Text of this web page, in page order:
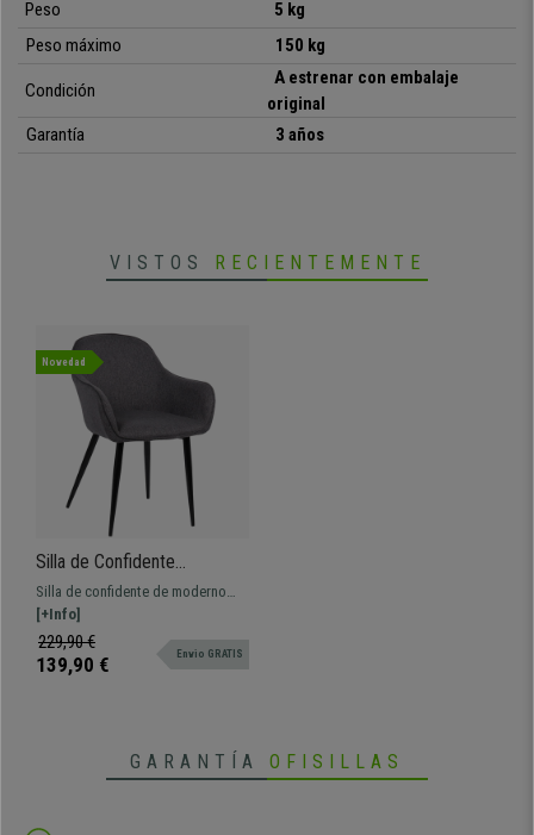
• Diseño moderno y sofisticado
Grueso acolchado en asiento y respaldo
• Apoyabrazos integrados y acolchados
• Máxima resistencia hasta 150 kg
Peso
5 kg
Peso máximo
150 kg
Condición
A estrenar con embalaje
original
Garantía
3 años
VISTOS RECIENTEMENTE
Novedad
Silla de Confidente
TAMARA, Diseño moderno y
Sofisticado, en Tela color
Gris Oscuro
Silla de confidente de moderno
diseño tapizada en tela. Cómoda,
resistente y fabricada con
materiales de calidad.
[+Info]
229,90 €
139,90 € Envio GRATIS
GARANTÍA OFISILLAS